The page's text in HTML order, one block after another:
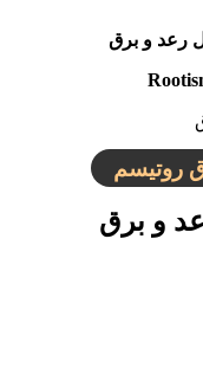
رعد و برق
روتیسم
و برق